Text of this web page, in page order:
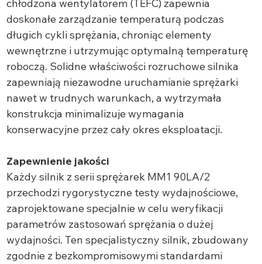
chłodzona wentylatorem (TEFC) zapewnia
doskonałe zarządzanie temperaturą podczas
długich cykli sprężania, chroniąc elementy
wewnętrzne i utrzymując optymalną temperaturę
roboczą. Solidne właściwości rozruchowe silnika
zapewniają niezawodne uruchamianie sprężarki
nawet w trudnych warunkach, a wytrzymała
konstrukcja minimalizuje wymagania
konserwacyjne przez cały okres eksploatacji.
Zapewnienie jakości
Każdy silnik z serii sprężarek MM1 90LA/2
przechodzi rygorystyczne testy wydajnościowe,
zaprojektowane specjalnie w celu weryfikacji
parametrów zastosowań sprężania o dużej
wydajności. Ten specjalistyczny silnik, zbudowany
zgodnie z bezkompromisowymi standardami